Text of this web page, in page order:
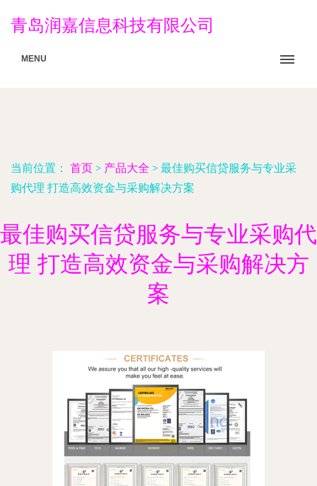
青岛润嘉信息科技有限公司
MENU
当前位置： 首页 > 产品大全 > 最佳购买信贷服务与专业采
购代理 打造高效资金与采购解决方案
最佳购买信贷服务与专业采购代
理 打造高效资金与采购解决方
案